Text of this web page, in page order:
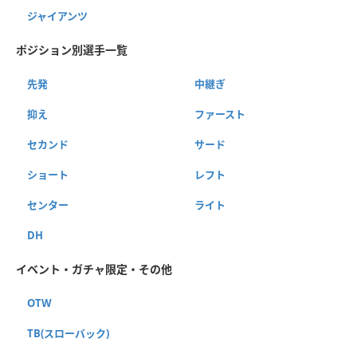
ジャイアンツ
ポジション別選手一覧
先発 中継ぎ
抑え ファースト
セカンド サード
ショート レフト
センター ライト
DH
イベント・ガチャ限定・その他
OTW
TB(スローバック)